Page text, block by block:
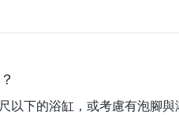
以下的浴缸，或考慮有泡腳